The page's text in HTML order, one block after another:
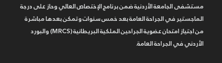
مستشفى الجامعة الأردنية ضمن برنامج الإختصاص العالي وحاز على درجة
الماجستير في الجراحة العامة بعد خمس سنوات وتمكن بعدها مباشرة
من اجتياز امتحان عضوية الجراحين الملكية البريطانية (MRCS) والبورد
الأردني في الجراحة العامة.